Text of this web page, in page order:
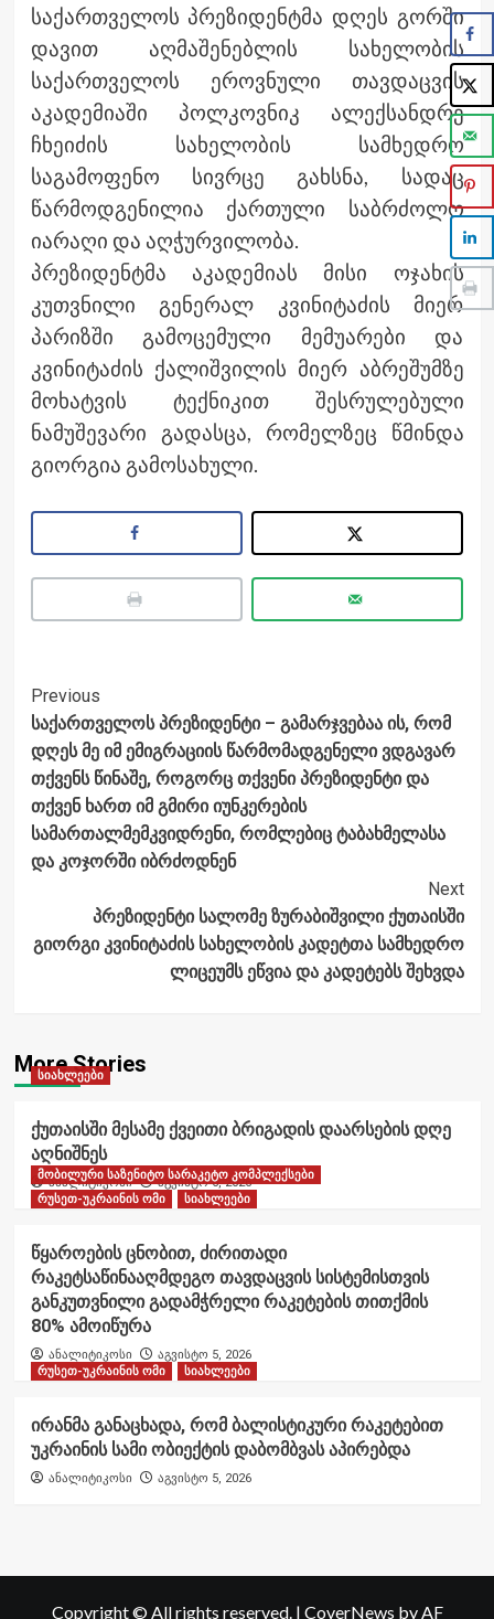
საქართველოს პრეზიდენტმა დღეს გორში
დავით აღმაშენებლის სახელობის
საქართველოს ეროვნული თავდაცვის
აკადემიაში პოლკოვნიკ ალექსანდრე
ჩხეიძის სახელობის სამხედრო
საგამოფენო სივრცე გახსნა, სადაც
წარმოდგენილია ქართული საბრძოლო
იარაღი და აღჭურვილობა.
პრეზიდენტმა აკადემიას მისი ოჯახის
კუთვნილი გენერალ კვინიტაძის მიერ
პარიზში გამოცემული მემუარები და
კვინიტაძის ქალიშვილის მიერ აბრეშუმზე
მოხატვის ტექნიკით შესრულებული
ნამუშევარი გადასცა, რომელზეც წმინდა
გიორგია გამოსახული.
Post
Navigation
Previous
​საქართველოს პრეზიდენტი – გამარჯვებაა ის, რომ
დღეს მე იმ ემიგრაციის წარმომადგენელი ვდგავარ
თქვენს წინაშე, როგორც თქვენი პრეზიდენტი და
თქვენ ხართ იმ გმირი იუნკერების
სამართალმემკვიდრენი, რომლებიც ტაბახმელასა
და კოჯორში იბრძოდნენ
Next
პრეზიდენტი სალომე ზურაბიშვილი ქუთაისში
გიორგი კვინიტაძის სახელობის კადეტთა სამხედრო
ლიცეუმს ეწვია და კადეტებს შეხვდა
More Stories
სიახლეები
ქუთაისში მესამე ქვეითი ბრიგადის დაარსების დღე
აღნიშნეს
ანალიტიკოსი აგვისტო 6, 2026
მობილური საზენიტო სარაკეტო კომპლექსები
რუსეთ-უკრაინის ომი
სიახლეები
წყაროების ცნობით, ძირითადი
რაკეტსაწინააღმდეგო თავდაცვის სისტემისთვის
განკუთვნილი გადამჭრელი რაკეტების თითქმის
80% ამოიწურა
ანალიტიკოსი
აგვისტო 5, 2026
რუსეთ-უკრაინის ომი
სიახლეები
ირანმა განაცხადა, რომ ბალისტიკური რაკეტებით
უკრაინის სამი ობიექტის დაბომბვას აპირებდა
ანალიტიკოსი აგვისტო 5, 2026
Copyright © All rights reserved. | CoverNews by AF